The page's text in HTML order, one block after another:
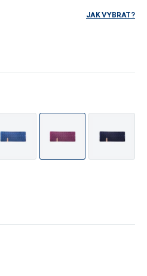
JAK VYBRAT?